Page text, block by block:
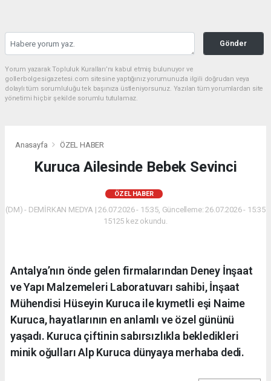
Gönder
Yorum yazarak Topluluk Kuralları’nı kabul etmiş bulunuyor ve
gollerbolgesigazetesi.com sitesine yaptığınız yorumunuzla ilgili doğrudan veya
dolaylı tüm sorumluluğu tek başınıza üstleniyorsunuz. Yazılan tüm yorumlardan site
yönetimi hiçbir şekilde sorumlu tutulamaz.
Anasayfa ÖZEL HABER
Kuruca Ailesinde Bebek Sevinci
ÖZEL HABER
(DM) - DEMİRKAN MEDYA | 26.07.2026 - 15:35, Güncelleme: 26.07.2026 - 15:35
15125 kez okundu.
Antalya’nın önde gelen firmalarından Deney İnşaat
ve Yapı Malzemeleri Laboratuvarı sahibi, İnşaat
Mühendisi Hüseyin Kuruca ile kıymetli eşi Naime
Kuruca, hayatlarının en anlamlı ve özel gününü
yaşadı. Kuruca çiftinin sabırsızlıkla bekledikleri
minik oğulları Alp Kuruca dünyaya merhaba dedi.